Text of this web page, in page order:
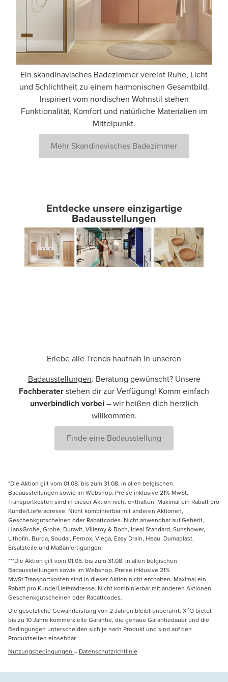
Ein skandinavisches Badezimmer vereint Ruhe, Licht
und Schlichtheit zu einem harmonischen Gesamtbild.
Inspiriert vom nordischen Wohnstil stehen
Funktionalität, Komfort und natürliche Materialien im
Mittelpunkt.
Mehr Skandinavisches Badezimmer
Entdecke unsere einzigartige
Badausstellungen
Erlebe alle Trends hautnah in unseren
Badausstellungen. Beratung gewünscht? Unsere
Fachberaterstehen dir zur Verfügung! Komm einfach
unverbindlich vorbei – wir heißen dich herzlich
willkommen.
Finde eine Badausstellung
*Die Aktion gilt vom 01.08. bis zum 31.08. in allen belgischen
Badausstellungen sowie im Webshop. Preise inklusive 21% MwSt.
Transportkosten sind in dieser Aktion nicht enthalten. Maximal ein Rabatt pro
Kunde/Lieferadresse. Nicht kombinierbar mit anderen Aktionen,
Geschenkgutscheinen oder Rabattcodes. Nicht anwendbar auf Geberit,
HansGrohe, Grohe, Duravit, Villeroy & Boch, Ideal Standard, Sunshower,
Lithofin, Burda, Soudal, Fernox, Viega, Easy Drain, Heau, Dumaplast,
Ersatzteile und Maßanfertigungen.
***Die Aktion gilt vom 01.05. bis zum 31.08. in allen belgischen
Badausstellungen sowie im Webshop. Preise inklusive 21%
MwSt.Transportkosten sind in dieser Aktion nicht enthalten. Maximal ein
Rabatt pro Kunde/Lieferadresse. Nicht kombinierbar mit anderen Aktionen,
Geschenkgutscheinen oder Rabattcodes.
Die gesetzliche Gewährleistung von 2 Jahren bleibt unberührt. X²O bietet
bis zu 10 Jahre kommerzielle Garantie, die genaue Garantiedauer und die
Bedingungen unterscheiden sich je nach Produkt und sind auf den
Produktseiten einsehbar.
Nutzungsbedingungen – Datenschutzrichtlinie